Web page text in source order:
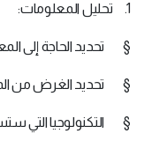
1. تحليل المعلومات:
§ تحديد الحاجة إلى
§ تحديد الغرض من
§ التكنولوجيا التي